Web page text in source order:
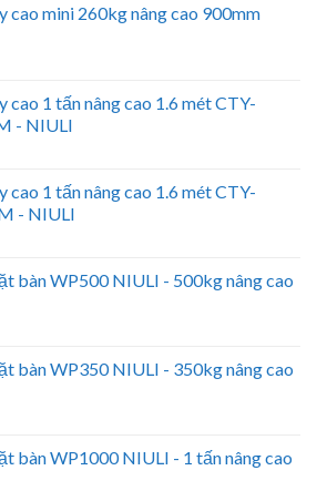
cao mini 260kg nâng cao 900mm
cao 1 tấn nâng cao 1.6 mét CTY-
- NIULI
cao 1 tấn nâng cao 1.6 mét CTY-
- NIULI
bàn WP500 NIULI - 500kg nâng cao
bàn WP350 NIULI - 350kg nâng cao
bàn WP1000 NIULI - 1 tấn nâng cao